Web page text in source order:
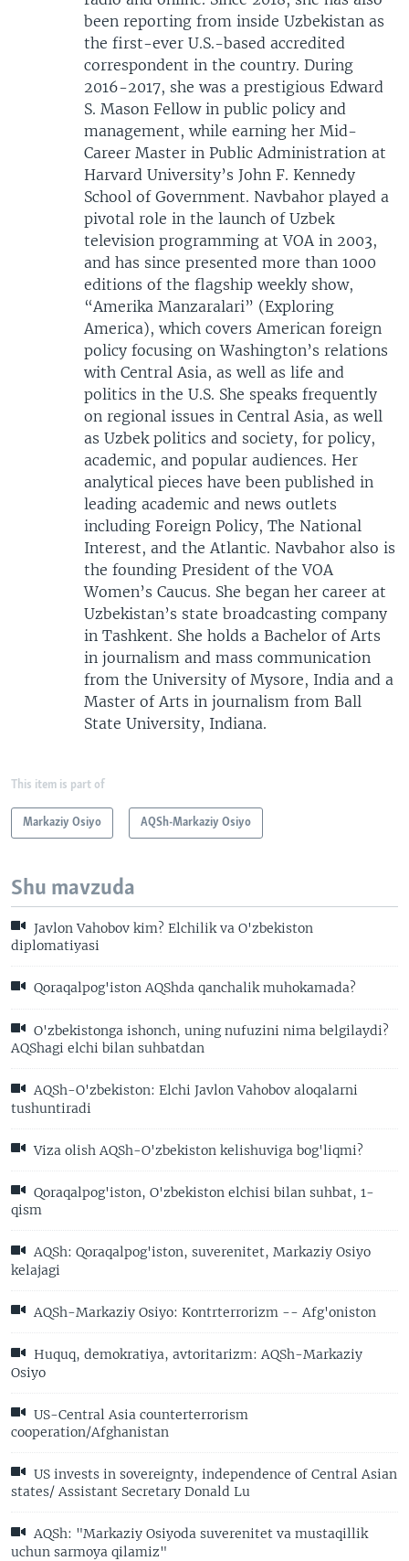
been reporting from inside Uzbekistan as
the first-ever U.S.-based accredited
correspondent in the country. During
2016-2017, she was a prestigious Edward
S. Mason Fellow in public policy and
management, while earning her Mid-
Career Master in Public Administration at
Harvard University’s John F. Kennedy
School of Government. Navbahor played a
pivotal role in the launch of Uzbek
television programming at VOA in 2003,
and has since presented more than 1000
editions of the flagship weekly show,
“Amerika Manzaralari” (Exploring
America), which covers American foreign
policy focusing on Washington’s relations
with Central Asia, as well as life and
politics in the U.S. She speaks frequently
on regional issues in Central Asia, as well
as Uzbek politics and society, for policy,
academic, and popular audiences. Her
analytical pieces have been published in
leading academic and news outlets
including Foreign Policy, The National
Interest, and the Atlantic. Navbahor also is
the founding President of the VOA
Women’s Caucus. She began her career at
Uzbekistan’s state broadcasting company
in Tashkent. She holds a Bachelor of Arts
in journalism and mass communication
from the University of Mysore, India and a
Master of Arts in journalism from Ball
State University, Indiana.
This item is part of
Markaziy Osiyo AQSh-Markaziy Osiyo
Shu mavzuda
Javlon Vahobov kim? Elchilik va O'zbekiston
diplomatiyasi
Qoraqalpog'iston AQShda qanchalik muhokamada?
O'zbekistonga ishonch, uning nufuzini nima belgilaydi?
AQShagi elchi bilan suhbatdan
AQSh-O'zbekiston: Elchi Javlon Vahobov aloqalarni
tushuntiradi
Viza olish AQSh-O'zbekiston kelishuviga bog'liqmi?
Qoraqalpog'iston, O'zbekiston elchisi bilan suhbat, 1-
qism
AQSh: Qoraqalpog'iston, suverenitet, Markaziy Osiyo
kelajagi
AQSh-Markaziy Osiyo: Kontrterrorizm -- Afg'oniston
Huquq, demokratiya, avtoritarizm: AQSh-Markaziy
Osiyo
US-Central Asia counterterrorism
cooperation/Afghanistan
US invests in sovereignty, independence of Central Asian
states/ Assistant Secretary Donald Lu
AQSh: "Markaziy Osiyoda suverenitet va mustaqillik
uchun sarmoya qilamiz"